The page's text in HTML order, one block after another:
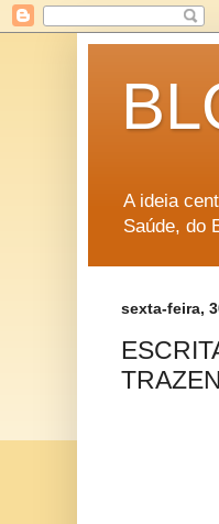
A ideia
Saúde, do
sexta-feira,